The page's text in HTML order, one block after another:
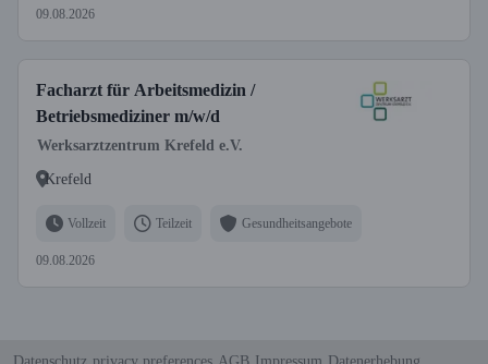
09.08.2026
Facharzt für Arbeitsmedizin /
Betriebsmediziner m/w/d
Werksarztzentrum Krefeld e.V.
Krefeld
Vollzeit Teilzeit Gesundheitsangebote
09.08.2026